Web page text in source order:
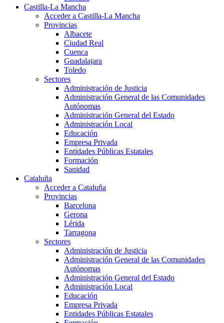
Castilla-La Mancha
Acceder a Castilla-La Mancha
Provincias
Albacete
Ciudad Real
Cuenca
Guadalajara
Toledo
Sectores
Administración de Justicia
Administración General de las Comunidades
Autónomas
Administración General del Estado
Administración Local
Educación
Empresa Privada
Entidades Públicas Estatales
Formación
Sanidad
Cataluña
Acceder a Cataluña
Provincias
Barcelona
Gerona
Lérida
Tarragona
Sectores
Administración de Justicia
Administración General de las Comunidades
Autónomas
Administración General del Estado
Administración Local
Educación
Empresa Privada
Entidades Públicas Estatales